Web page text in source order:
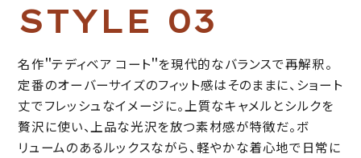
STYLE 03
名作＂テディベア コート＂を現代的なバランスで再解釈。
定番のオーバーサイズのフィット感はそのままに、ショート
丈でフレッシュなイメージに。上質なキャメルとシルクを
贅沢に使い、上品な光沢を放つ素材感が特徴だ。ボ
リュームのあるルックスながら、軽やかな着心地で日常に